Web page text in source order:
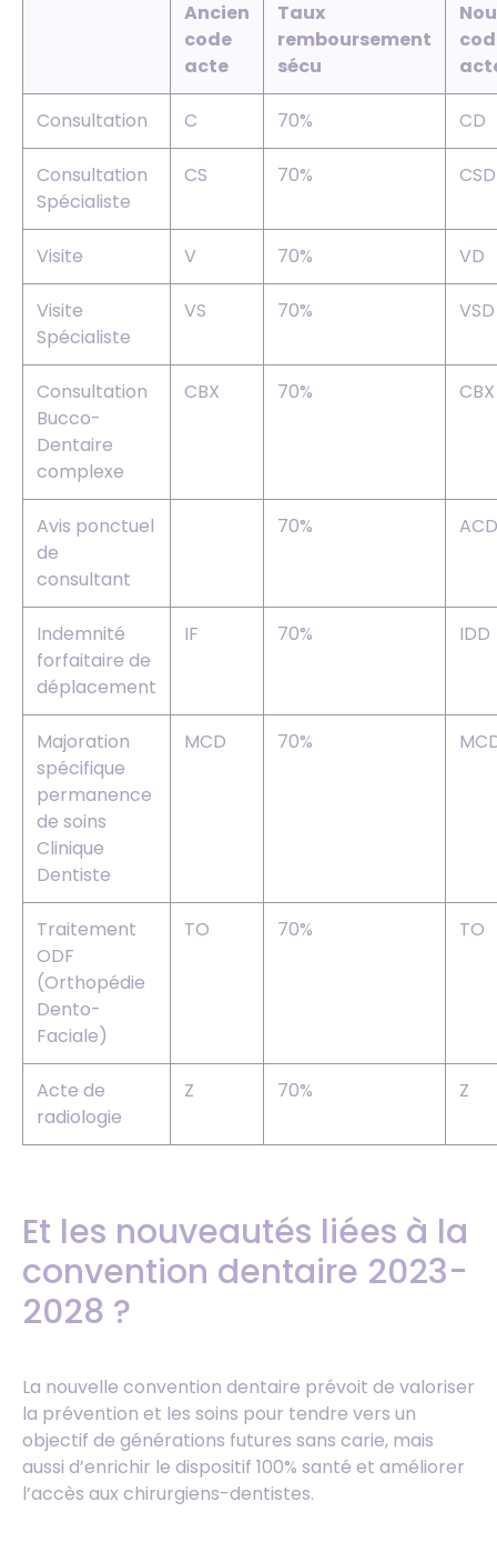
Ancien
code
acte
Taux
remboursement
sécu
Consultation C 70% CD
Consultation
Spécialiste
CS 70% CSD
Visite V 70% VD
Visite
Spécialiste
VS 70% VSD
Consultation
Bucco-
Dentaire
complexe
CBX 70% CBX
Avis ponctuel
de
consultant
70% ACD
Indemnité
forfaitaire de
déplacement
IF 70% IDD
Majoration
spécifique
permanence
de soins
Clinique
Dentiste
MCD 70%
Traitement
ODF
(Orthopédie
Dento-
Faciale)
TO 70% TO
Acte de
radiologie
Z 70% Z
Et les nouveautés liées à la
convention dentaire 2023-
2028 ?
La nouvelle convention dentaire prévoit de valoriser
la prévention et les soins pour tendre vers un
objectif de générations futures sans carie, mais
aussi d’enrichir le dispositif 100% santé et améliorer
l’accès aux chirurgiens-dentistes.